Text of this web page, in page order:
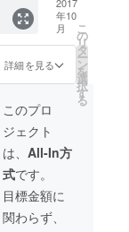
キーホ
ダー
金 1個
・バッ
クス
入場権
※お届け
は9月予
定です
が、
バック
ステー
ジ入場
は当日
2017
年10
月
詳細を見る
こ
の
リ
タ
ー
ン
を
選
択
す
る
このプロ
ジェクト
は、 All-In方
式です。
目標金額に
関わらず、